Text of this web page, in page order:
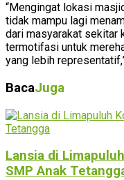
“Mengingat lokasi
tidak mampu lagi
dari masyarakat sekitar
termotifasi untuk
yang lebih
BacaJuga
Lansia di
SMP Anak